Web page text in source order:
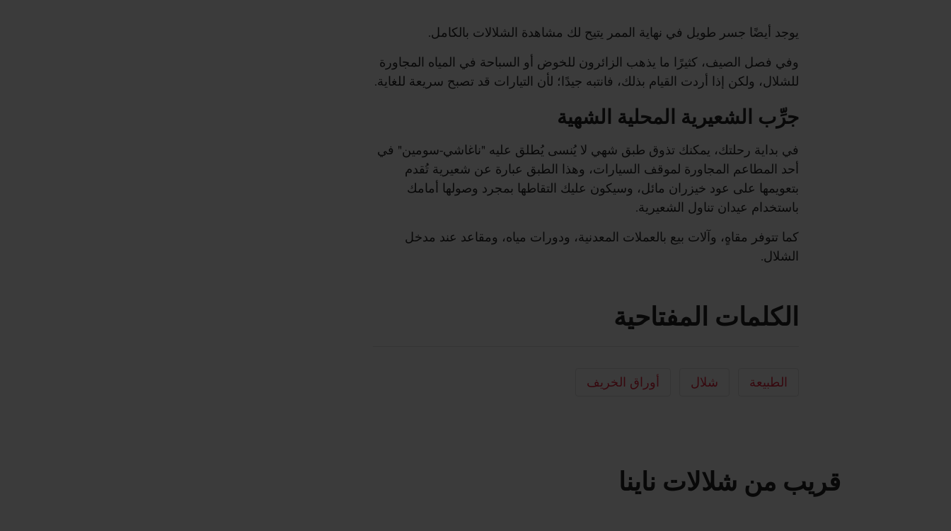
يوجد أيضًا جسر طويل في نهاية الممر يتيح لك مشاهدة الشلالات بالكامل.
وفي فصل الصيف، كثيرًا ما يذهب الزائرون للخوض أو السباحة في المياه المجاورة
للشلال، ولكن إذا أردت القيام بذلك، فانتبه جيدًا؛ لأن التيارات قد تصبح سريعة للغاية.
جرِّب الشعيرية المحلية الشهية
في بداية رحلتك، يمكنك تذوق طبق شهي لا يُنسى يُطلق عليه "ناغاشي-سومين" في
أحد المطاعم المجاورة لموقف السيارات، وهذا الطبق عبارة عن شعيرية تُقدم
بتعويمها على عود خيزران مائل، وسيكون عليك التقاطها بمجرد وصولها أمامك
باستخدام عيدان تناول الشعيرية.
كما تتوفر مقاهٍ، وآلات بيع بالعملات المعدنية، ودورات مياه، ومقاعد عند مدخل
الشلال.
الكلمات المفتاحية
الطبيعة شلال أوراق الخريف
قريب من شلالات ناينا